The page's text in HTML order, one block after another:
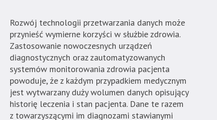
Rozwój technologii przetwarzania danych może
przynieść wymierne korzyści w służbie zdrowia.
Zastosowanie nowoczesnych urządzeń
diagnostycznych oraz zautomatyzowanych
systemów monitorowania zdrowia pacjenta
powoduje, że z każdym przypadkiem medycznym
jest wytwarzany duży wolumen danych opisujący
historię leczenia i stan pacjenta. Dane te razem
z towarzyszącymi im diagnozami stawianymi